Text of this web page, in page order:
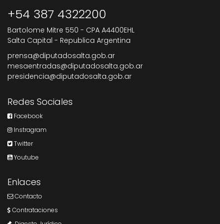
+54 387 4322200
Bartolome Mitre 550 - CPA A4400EHL
Salta Capital - Republica Argentina
prensa@diputadosalta.gob.ar
mesaentradas@diputadosalta.gob.ar
presidencia@diputadosalta.gob.ar
Redes Sociales
Facebook
Instragram
Twitter
Youtube
Enlaces
Contacto
Contrataciones